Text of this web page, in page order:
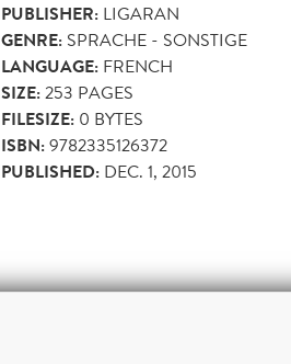
PUBLISHER: LIGARAN
GENRE: SPRACHE - SONSTIGE
LANGUAGE: FRENCH
SIZE:253 PAGES
FILESIZE: 0 BYTES
ISBN:9782335126372
PUBLISHED: DEC. 1, 2015